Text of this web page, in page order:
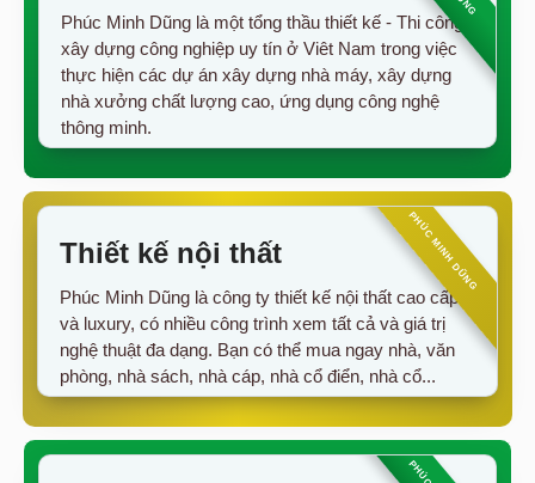
Phúc Minh Dũng là một tổng thầu thiết kế - Thi công
xây dựng công nghiệp uy tín ở Viêt Nam trong việc
thực hiện các dự án xây dựng nhà máy, xây dựng
nhà xưởng chất lượng cao, ứng dụng công nghệ
thông minh.
Thiết kế nội thất
Phúc Minh Dũng là công ty thiết kế nội thất cao cấp
và luxury, có nhiều công trình xem tất cả và giá trị
nghệ thuật đa dạng. Bạn có thể mua ngay nhà, văn
phòng, nhà sách, nhà cáp, nhà cổ điển, nhà cổ...